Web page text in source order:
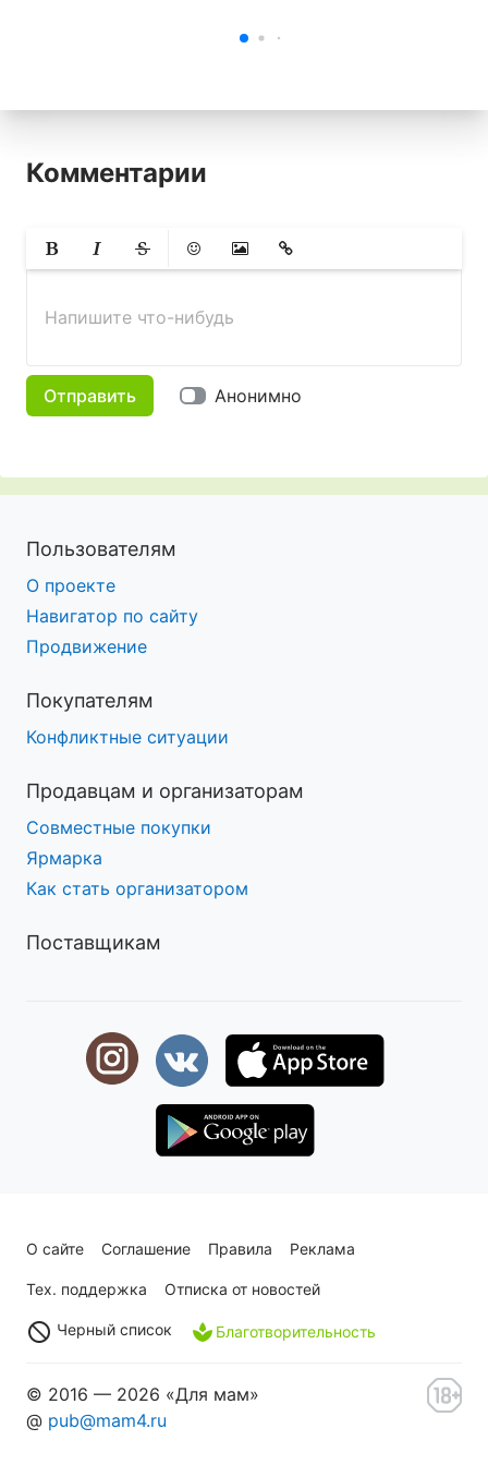
Комментарии
ЖирныйКурсивЗачеркнутый
СмайликиВставить изображение
Вставить ссылку
Напишите что-нибудь
Отправить Анонимно
Пользователям
О проекте
Навигатор по сайту
Продвижение
Покупателям
Конфликтные ситуации
Продавцам и организаторам
Совместные покупки
Ярмарка
Как стать организатором
Поставщикам
О сайте Соглашение Правила Реклама
Тех. поддержка Отписка от новостей
Черный список Благотворительность
© 2016 — 2026 «Для мам»
@ pub@mam4.ru